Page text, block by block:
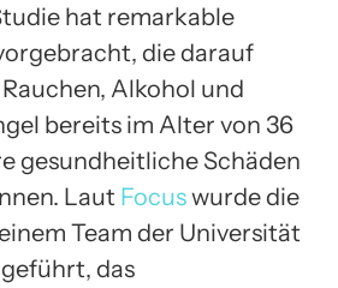
hat remarkable
die darauf
Alkohol und
bereits im Alter von 36
gesundheitliche Schäden
Laut Focuswurde die
Team der Universität
das